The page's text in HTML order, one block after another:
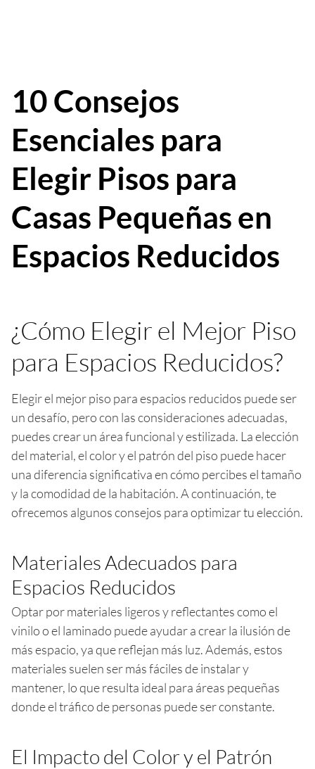
10 Consejos
Esenciales para
Elegir Pisos para
Casas Pequeñas en
Espacios Reducidos
¿Cómo Elegir el Mejor Piso
para Espacios Reducidos?
Elegir el mejor piso para espacios reducidos puede ser
un desafío, pero con las consideraciones adecuadas,
puedes crear un área funcional y estilizada. La elección
del material, el color y el patrón del piso puede hacer
una diferencia significativa en cómo percibes el tamaño
y la comodidad de la habitación. A continuación, te
ofrecemos algunos consejos para optimizar tu elección.
Materiales Adecuados para
Espacios Reducidos
Optar por materiales ligeros y reflectantes como el
vinilo o el laminado puede ayudar a crear la ilusión de
más espacio, ya que reflejan más luz. Además, estos
materiales suelen ser más fáciles de instalar y
mantener, lo que resulta ideal para áreas pequeñas
donde el tráfico de personas puede ser constante.
El Impacto del Color y el Patrón